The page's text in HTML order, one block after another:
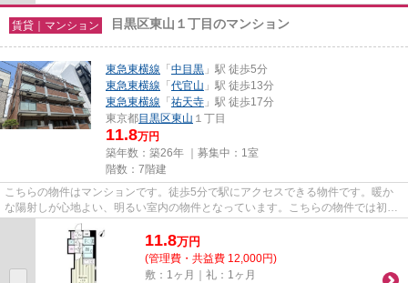
賃貸｜マンション 目黒区東山１丁目のマンション
東急東横線 「中目黒 」駅 徒歩5分
東急東横線 「代官山 」駅 徒歩13分
東急東横線 「祐天寺 」駅 徒歩17分
東京都目黒区東山 １丁目
11.8万円
築年数：築26年 ｜募集中： 1室
階数：7階建
こちらの物件はマンションです。徒歩5分で駅にアクセスできる物件です。暖か
な陽射しが心地よい、明るい室内の物件となっています。こちらの物件では初期
費用をカードでお支払いいただ...
11.8万円
(管理費・共益費 12,000円)
敷：1ヶ月｜礼：1ヶ月